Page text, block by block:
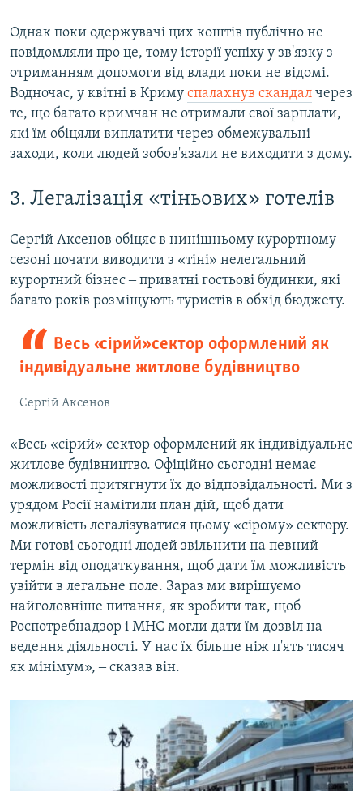
Однак поки одержувачі цих коштів публічно не
повідомляли про це, тому історії успіху у зв'язку з
отриманням допомоги від влади поки не відомі.
Водночас, у квітні в Криму спалахнув скандал через
те, що багато кримчан не отримали свої зарплати,
які їм обіцяли виплатити через обмежувальні
заходи, коли людей зобов'язали не виходити з дому.
3. Легалізація «тіньових» готелів
Сергій Аксенов обіцяє в нинішньому курортному
сезоні почати виводити з «тіні» нелегальний
курортний бізнес ‒ приватні гостьові будинки, які
багато років розміщують туристів в обхід бюджету.
Весь «сірий» сектор оформлений як
індивідуальне житлове будівництво
Сергій Аксенов
«Весь «сірий» сектор оформлений як індивідуальне
житлове будівництво. Офіційно сьогодні немає
можливості притягнути їх до відповідальності. Ми з
урядом Росії намітили план дій, щоб дати
можливість легалізуватися цьому «сірому» сектору.
Ми готові сьогодні людей звільнити на певний
термін від оподаткування, щоб дати їм можливість
увійти в легальне поле. Зараз ми вирішуємо
найголовніше питання, як зробити так, щоб
Роспотребнадзор і МНС могли дати їм дозвіл на
ведення діяльності. У нас їх більше ніж п'ять тисяч
як мінімум», ‒ сказав він.